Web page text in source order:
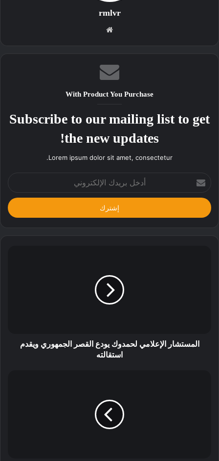
rmlvr
With Product You Purchase
Subscribe to our mailing list to get
the new updates!
Lorem ipsum dolor sit amet, consectetur.
بريدك
الإلكتروني
المستشار الإعلامي لحمدوك يودع القصر الجمهوري ويقدم
استقالته